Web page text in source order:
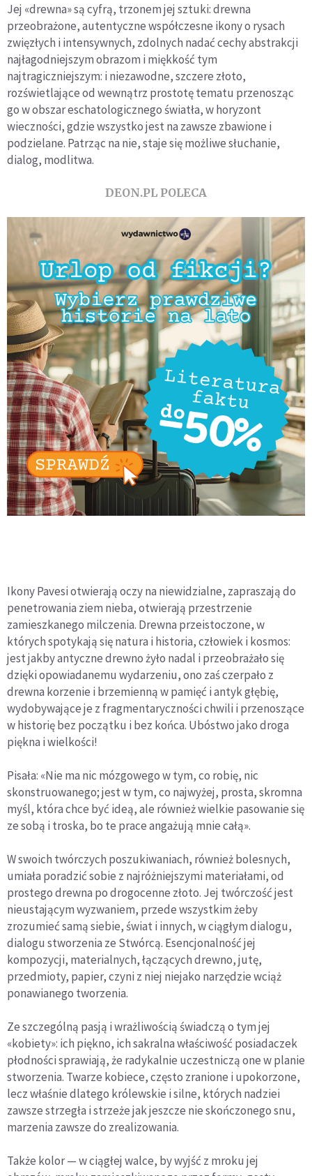
Jej «drewna» są cyfrą, trzonem jej sztuki: drewna
przeobrażone, autentyczne współczesne ikony o rysach
zwięzłych i intensywnych, zdolnych nadać cechy abstrakcji
najłagodniejszym obrazom i miękkość tym
najtragiczniejszym: i niezawodne, szczere złoto,
rozświetlające od wewnątrz prostotę tematu przenosząc
go w obszar eschatologicznego światła, w horyzont
wieczności, gdzie wszystko jest na zawsze zbawione i
podzielane. Patrząc na nie, staje się możliwe słuchanie,
dialog, modlitwa.
DEON.PL POLECA
Ikony Pavesi otwierają oczy na niewidzialne, zapraszają do
penetrowania ziem nieba, otwierają przestrzenie
zamieszkanego milczenia. Drewna przeistoczone, w
których spotykają się natura i historia, człowiek i kosmos:
jest jakby antyczne drewno żyło nadal i przeobrażało się
dzięki opowiadanemu wydarzeniu, ono zaś czerpało z
drewna korzenie i brzemienną w pamięć i antyk głębię,
wydobywające je z fragmentaryczności chwili i przenoszące
w historię bez początku i bez końca. Ubóstwo jako droga
piękna i wielkości!
Pisała: «Nie ma nic mózgowego w tym, co robię, nic
skonstruowanego; jest w tym, co najwyżej, prosta, skromna
myśl, która chce być ideą, ale również wielkie pasowanie się
ze sobą i troska, bo te prace angażują mnie całą».
W swoich twórczych poszukiwaniach, również bolesnych,
umiała poradzić sobie z najróżniejszymi materiałami, od
prostego drewna po drogocenne złoto. Jej twórczość jest
nieustającym wyzwaniem, przede wszystkim żeby
zrozumieć samą siebie, świat i innych, w ciągłym dialogu,
dialogu stworzenia ze Stwórcą. Esencjonalność jej
kompozycji, materialnych, łączących drewno, jutę,
przedmioty, papier, czyni z niej niejako narzędzie wciąż
ponawianego tworzenia.
Ze szczególną pasją i wrażliwością świadczą o tym jej
«kobiety»: ich piękno, ich sakralna właściwość posiadaczek
płodności sprawiają, że radykalnie uczestniczą one w planie
stworzenia. Twarze kobiece, często zranione i upokorzone,
lecz właśnie dlatego królewskie i silne, których nadziei
zawsze strzegła i strzeże jak jeszcze nie skończonego snu,
marzenia zawsze do zrealizowania.
Także kolor — w ciągłej walce, by wyjść z mroku jej